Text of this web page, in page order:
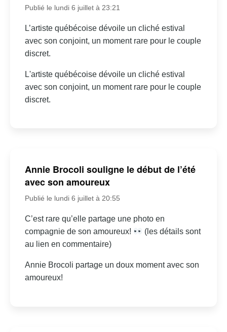
Publié le lundi 6 juillet à 23:21
L’artiste québécoise dévoile un cliché estival
avec son conjoint, un moment rare pour le couple
discret.
L'artiste québécoise dévoile un cliché estival
avec son conjoint, un moment rare pour le couple
discret.
Annie Brocoli souligne le début de l’été
avec son amoureux
Publié le lundi 6 juillet à 20:55
C’est rare qu’elle partage une photo en
compagnie de son amoureux!
(les détails sont
au lien en commentaire)
Annie Brocoli partage un doux moment avec son
amoureux!